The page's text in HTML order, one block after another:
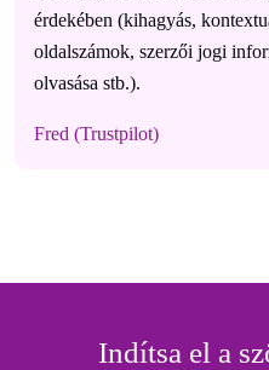
érdekében (kihagyás,
oldalszámok, szerzői jogi
olvasása stb.).
Fred (Trustpilot)
Indítsa el a